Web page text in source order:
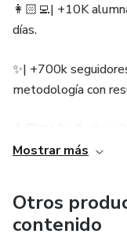
👩🏻‍💻| +10K
días.
✨| +700k
metodología con
tu negocio. 👇
Mostrar más
Otros
contenido